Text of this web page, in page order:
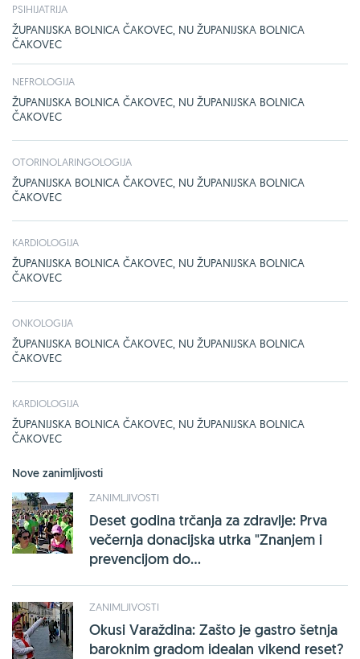
PSIHIJATRIJA
ŽUPANIJSKA BOLNICA ČAKOVEC, NU ŽUPANIJSKA BOLNICA
ČAKOVEC
NEFROLOGIJA
ŽUPANIJSKA BOLNICA ČAKOVEC, NU ŽUPANIJSKA BOLNICA
ČAKOVEC
OTORINOLARINGOLOGIJA
ŽUPANIJSKA BOLNICA ČAKOVEC, NU ŽUPANIJSKA BOLNICA
ČAKOVEC
KARDIOLOGIJA
ŽUPANIJSKA BOLNICA ČAKOVEC, NU ŽUPANIJSKA BOLNICA
ČAKOVEC
ONKOLOGIJA
ŽUPANIJSKA BOLNICA ČAKOVEC, NU ŽUPANIJSKA BOLNICA
ČAKOVEC
KARDIOLOGIJA
ŽUPANIJSKA BOLNICA ČAKOVEC, NU ŽUPANIJSKA BOLNICA
ČAKOVEC
Nove zanimljivosti
ZANIMLJIVOSTI
Deset godina trčanja za zdravlje: Prva
večernja donacijska utrka "Znanjem i
prevencijom do...
ZANIMLJIVOSTI
Okusi Varaždina: Zašto je gastro šetnja
baroknim gradom idealan vikend reset?